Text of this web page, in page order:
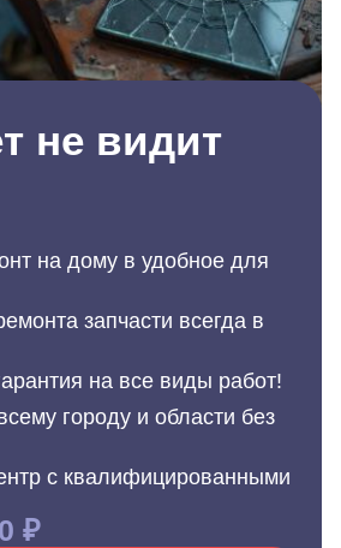
не видит
на дому в удобное для
запчасти всегда в
на все виды работ!
городу и области без
с квалифицированными
₽